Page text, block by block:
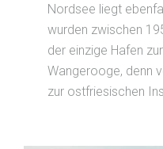
Nordsee liegt
wurden zwischen
der einzige Hafen
Wangerooge, denn
zur ostfriesischen